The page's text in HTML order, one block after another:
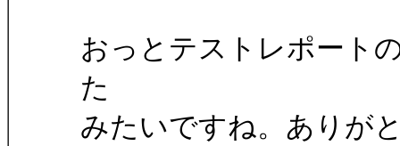
おっとテストレポート
た
みたいですね。ありが